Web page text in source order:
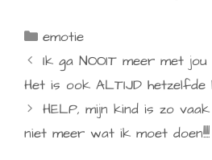
Categorieën
emotie
Ik ga NOOIT meer met
Het is ook ALTIJD hetzelfde
HELP, mijn kind is zo
niet meer wat ik moet doen!!!!